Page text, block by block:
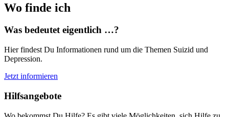
Wo finde ich
Was bedeutet eigentlich …?
Hier findest Du Informationen rund um die Themen Suizid und
Depression.
Jetzt informieren
Hilfsangebote